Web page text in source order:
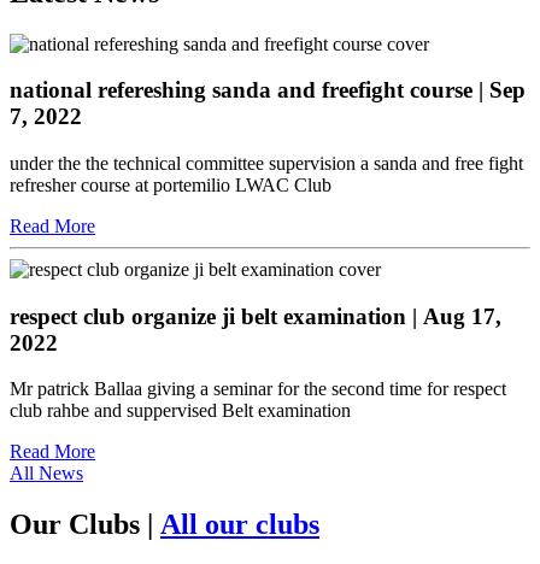
national refereshing sanda and freefight course | Sep
7, 2022
under the the technical committee supervision a sanda and free fight
refresher course at portemilio LWAC Club
Read More
respect club organize ji belt examination | Aug 17,
2022
Mr patrick Ballaa giving a seminar for the second time for respect
club rahbe and suppervised Belt examination
Read More
All News
Our Clubs All our clubs